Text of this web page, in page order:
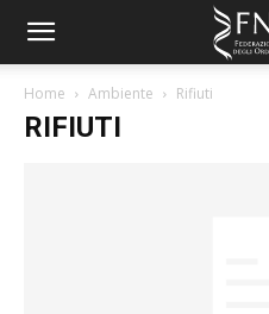
Home Ambiente Rifiuti
RIFIUTI